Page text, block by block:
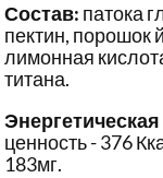
Состав: патока
пектин, порошок
лимонная
титана.
ценность - 376
183мг.